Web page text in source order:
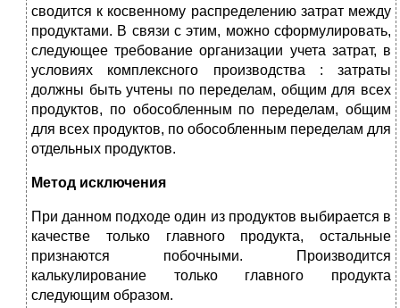
сводится к косвенному распределению затрат между
продуктами. В связи с этим, можно сформулировать,
следующее требование организации учета затрат, в
условиях комплексного производства : затраты
должны быть учтены по переделам, общим для всех
продуктов, по обособленным по переделам, общим
для всех продуктов, по обособленным переделам для
отдельных продуктов.
Метод исключения
При данном подходе один из продуктов выбирается в
качестве только
главного продукта, остальные
признаются побочными. Производится
калькулирование только главного продукта
следующим образом.